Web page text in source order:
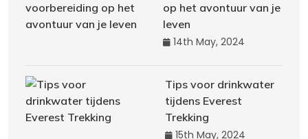
op het avontuur van je
leven
14th May, 2024
Tips voor drinkwater
tijdens Everest
Trekking
15th May, 2024